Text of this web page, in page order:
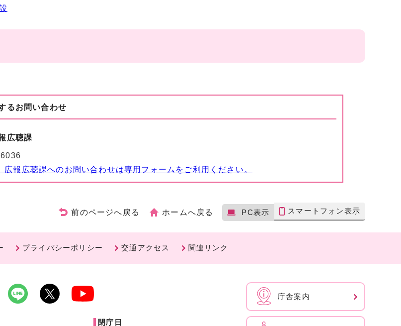
るお問い合わせ
広聴課
報広聴課へのお問い合わせは専用フォームをご利用ください。
前のページへ戻る ホームへ戻る PC表示 スマートフォン表示
プライバシーポリシー 交通アクセス 関連リンク
閉庁日
庁舎案内